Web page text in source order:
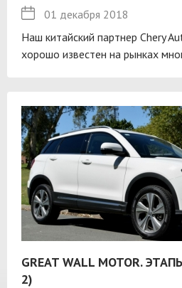
01 декабря 2018
Наш китайский партнер Chery
хорошо известен на рынках
GREAT WALL MOTOR.
2)